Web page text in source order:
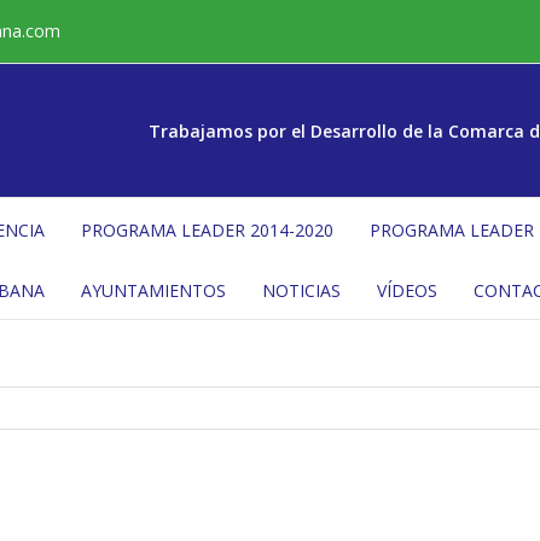
Trabajamos por el Desarrollo de la Comarca
PROGRAMA LEADER 2014-2020 PROGRAMA
AYUNTAMIENTOS NOTICIAS VÍDEOS